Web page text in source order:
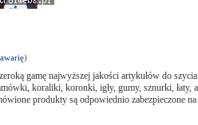
)
gamę najwyższej jakości artykułów do
koraliki, koronki, igły, gumy, sznurki, łaty,
produkty są odpowiednio zabezpieczone